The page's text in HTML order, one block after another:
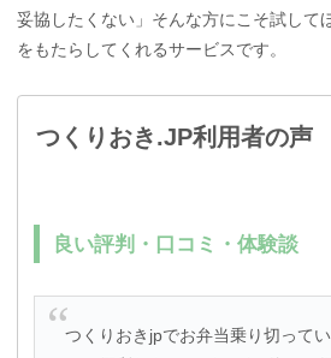
妥協したくない」そんな方にこそ試して
をもたらしてくれるサービスです。
つくりおき.JP利用者の声
良い評判・口コミ・体験談
つくりおきjpでお弁当乗り切って